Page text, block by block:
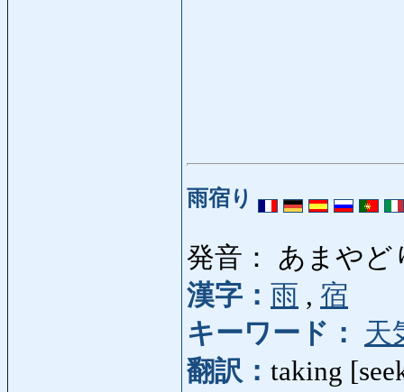
雨宿り
発音： あまやど
漢字： 雨 , 宿
キーワード：
天
翻訳： taking